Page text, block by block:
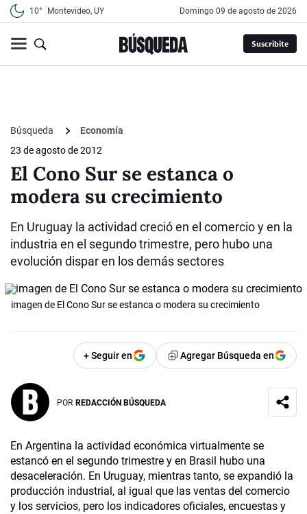
10° Montevideo, UY domingo 09 de agosto de 2026
Suscribite
Búsqueda
Economía
23 de agosto de 2012
El Cono Sur se estanca o
modera su crecimiento
En Uruguay la actividad creció en el comercio y en la
industria en el segundo trimestre, pero hubo una
evolución dispar en los demás sectores
imagen de El Cono Sur se estanca o modera su crecimiento
+ Seguir en Agregar Búsqueda en
POR REDACCIÓN BÚSQUEDA
En Argentina la actividad económica virtualmente se
estancó en el segundo trimestre y en Brasil hubo una
desaceleración. En Uruguay, mientras tanto, se expandió la
producción industrial, al igual que las ventas del comercio
y los servicios, pero los indicadores oficiales, encuestas y